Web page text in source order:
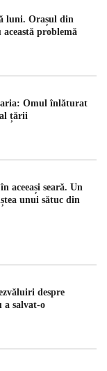
luni. Orașul din
problemă
Omul înlăturat
țării
aceeași seară. Un
unui sătuc din
despre
a salvat-o